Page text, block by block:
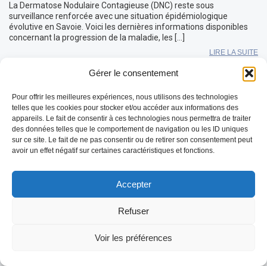
Gérer le consentement
Pour offrir les meilleures expériences, nous utilisons des technologies
telles que les cookies pour stocker et/ou accéder aux informations des
appareils. Le fait de consentir à ces technologies nous permettra de traiter
des données telles que le comportement de navigation ou les ID uniques
sur ce site. Le fait de ne pas consentir ou de retirer son consentement peut
avoir un effet négatif sur certaines caractéristiques et fonctions.
Accepter
Refuser
Voir les préférences
La Dermatose Nodulaire Contagieuse (DNC) reste sous
surveillance renforcée avec une situation épidémiologique
évolutive en Savoie. Voici les dernières informations disponibles
concernant la progression de la maladie, les […]
LIRE LA SUITE
REDEMARRAGE de l’épidémie FCO-3 en